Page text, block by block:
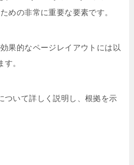
めの非常に重要な要素です。
果的なページレイアウトには以
。
ついて詳しく説明し、根拠を示